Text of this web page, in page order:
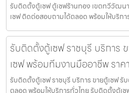
รับติดตั้งตู้เซฟ ตู้เซฟร้านทอง เขตทวีวัฒน
เซฟ ติดต่อสอบถามได้ตลอด พร้อมให้บริกา
รับติดตั้งตู้เซฟ ราชบุรี บริการ
เซฟ พร้อมทีมงานมืออาชีพ ราค
รับติดตั้งตู้เซฟ ราชบุรี บริการ ขายตู้เซฟ
ตลอด พร้อมให้บริการทั่วไทย รับติดตั้งตู้เซ